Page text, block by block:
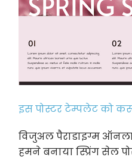
इस पोस्टर टेम्पलेट को
विजुअल पैराडाइग्म
हमने बनाया स्प्रिंग सेल